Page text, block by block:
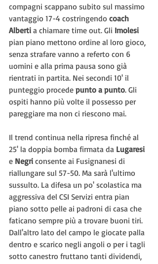
compagni scappano subito sul massimo
vantaggio 17-4 costringendo coach
Alberti a chiamare time out. Gli Imolesi
pian piano mettono ordine al loro gioco,
senza strafare vanno a referto con 6
uomini e alla prima pausa sono già
rientrati in partita. Nei secondi 10' il
punteggio procede punto a punto. Gli
ospiti hanno più volte il possesso per
pareggiare ma non ci riescono mai.
Il trend continua nella ripresa finché al
25' la doppia bomba firmata da Lugaresi
e Negri consente ai Fusignanesi di
riallungare sul 57-50. Ma sarà l'ultimo
sussulto. La difesa un po' scolastica ma
aggressiva del CSI Servizi entra pian
piano sotto pelle ai padroni di casa che
faticano sempre più a trovare buoni tiri.
Dall'altro lato del campo le giocate palla
dentro e scarico negli angoli o per i tagli
sotto canestro fruttano tanti dividendi,